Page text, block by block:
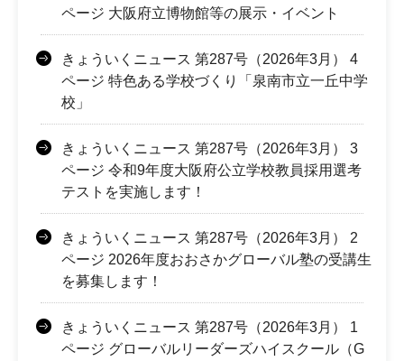
ページ 大阪府立博物館等の展示・イベント
きょういくニュース 第287号（2026年3月） 4
ページ 特色ある学校づくり「泉南市立一丘中学
校」
きょういくニュース 第287号（2026年3月） 3
ページ 令和9年度大阪府公立学校教員採用選考
テストを実施します！
きょういくニュース 第287号（2026年3月） 2
ページ 2026年度おおさかグローバル塾の受講生
を募集します！
きょういくニュース 第287号（2026年3月） 1
ページ グローバルリーダーズハイスクール（G